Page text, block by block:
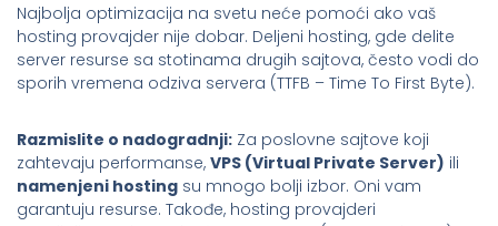
Najbolja optimizacija na svetu neće pomoći ako vaš
hosting provajder nije dobar. Deljeni hosting, gde delite
server resurse sa stotinama drugih sajtova, često vodi do
sporih vremena odziva servera (TTFB – Time To First Byte).
Razmislite o nadogradnji: Za poslovne sajtove koji
zahtevaju performanse, VPS (Virtual Private Server) ili
namenjeni hosting su mnogo bolji izbor. Oni vam
garantuju resurse. Takođe, hosting provajderi